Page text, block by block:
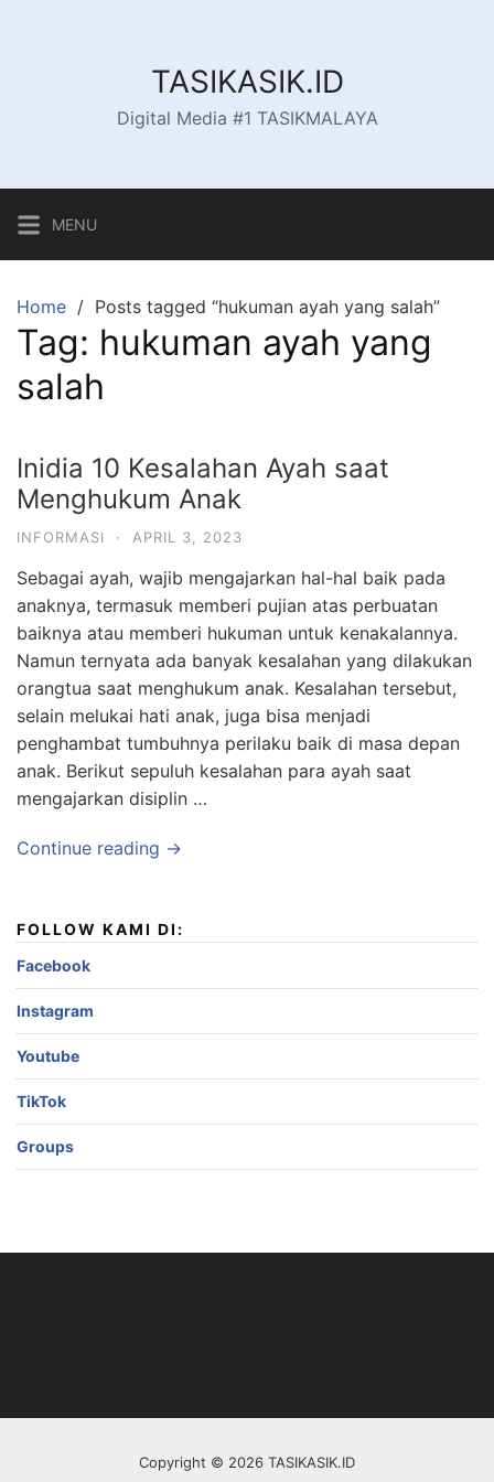
TASIKASIK.ID
Digital Media #1 TASIKMALAYA
MENU
Home Posts tagged “hukuman ayah yang salah”
Tag: hukuman ayah yang
salah
Inidia 10 Kesalahan Ayah saat
Menghukum Anak
INFORMASI · APRIL 3, 2023
Sebagai ayah, wajib mengajarkan hal-hal baik pada
anaknya, termasuk memberi pujian atas perbuatan
baiknya atau memberi hukuman untuk kenakalannya.
Namun ternyata ada banyak kesalahan yang dilakukan
orangtua saat menghukum anak. Kesalahan tersebut,
selain melukai hati anak, juga bisa menjadi
penghambat tumbuhnya perilaku baik di masa depan
anak. Berikut sepuluh kesalahan para ayah saat
mengajarkan disiplin …
Continue reading →
FOLLOW KAMI DI:
Facebook
Instagram
Youtube
TikTok
Groups
Copyright © 2026 TASIKASIK.ID